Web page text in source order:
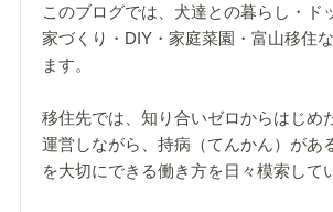
このブログでは、犬達との暮らし・ド
家づくり・DIY・家庭菜園・富山移住
ます。
移住先では、知り合いゼロからはじめ
運営しながら、持病（てんかん）があ
を大切にできる働き方を日々模索して